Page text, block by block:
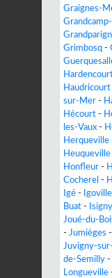
Graignes-
Grimbosq -
Haudricourt
sur-Mer -
Hécourt -
les-Vaux -
Herqueville
Heuqueville
Honfleur -
Cocherel -
Igé - Igoville
Buat -
Joué-du-
- Jumièges -
Juvigny-
de-Semilly -
Longueville